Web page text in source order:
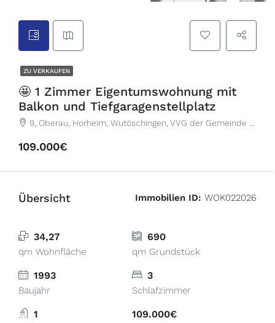
ZU VERKAUFEN
🤩 1 Zimmer Eigentumswohnung mit
Balkon und Tiefgaragenstellplatz
9, Oberau, Horheim, Wutöschingen, VVG der Gemeinde Wutöschingen, Landkreis Waldshut, Baden-Württemberg, 79793, Deutschland
109.000€
Übersicht Immobilien ID: WOK022026
34,27
qm Wohnfläche
690
qm Grundstück
1993
Baujahr
3
Schlafzimmer
1 109.000€